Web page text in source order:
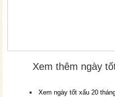
Xem thêm ngày
Xem ngày tốt xấu 20